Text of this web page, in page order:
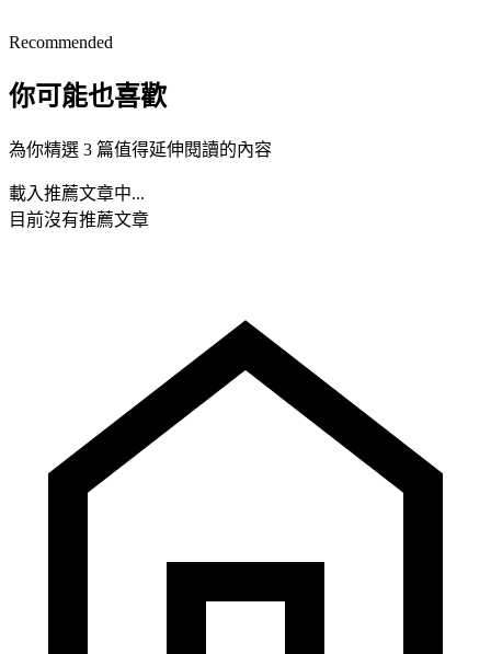
Recommended
你可能也喜歡
為你精選 3 篇值得延伸閱讀的內容
載入推薦文章中...
目前沒有推薦文章